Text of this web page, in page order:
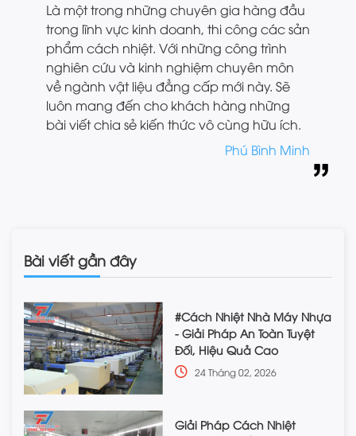
Là một trong những chuyên gia hàng đầu
trong lĩnh vực kinh doanh, thi công các sản
phẩm cách nhiệt. Với những công trình
nghiên cứu và kinh nghiệm chuyên môn
về ngành vật liệu đẳng cấp mới này. Sẽ
luôn mang đến cho khách hàng những
bài viết chia sẻ kiến thức vô cùng hữu ích.
Phú Bình Minh
Bài viết gần đây
#Cách Nhiệt Nhà Máy Nhựa
- Giải Pháp An Toàn Tuyệt
Đối, Hiệu Quả Cao
24 Tháng 02, 2026
Giải Pháp Cách Nhiệt